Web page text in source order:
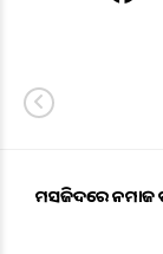
ମସଜିଦରେ ନମାଜ